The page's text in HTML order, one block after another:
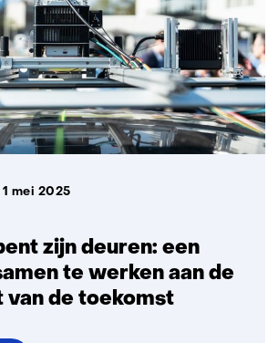
zijn deuren: een
te werken aan de
van de toekomst
1 mei 2025